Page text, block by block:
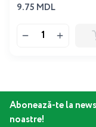
9.75 MDL
Abonează-te la
noastre!